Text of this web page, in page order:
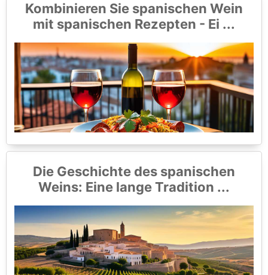
Kombinieren Sie spanischen Wein
mit spanischen Rezepten - Ei ...
Die Geschichte des spanischen
Weins: Eine lange Tradition ...